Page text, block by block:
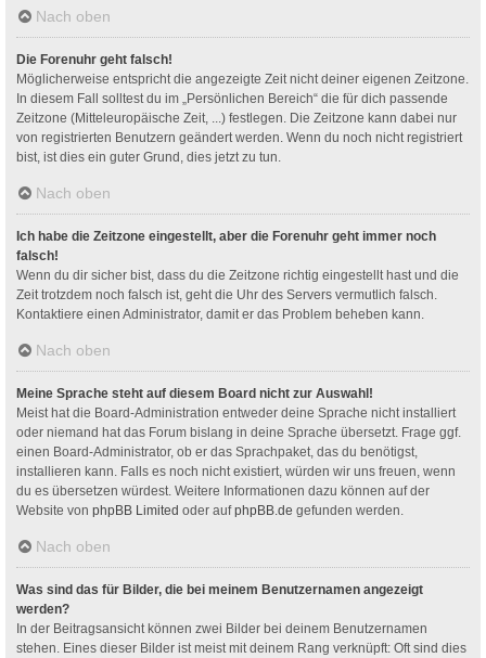
Nach oben
Die Forenuhr geht falsch!
Möglicherweise entspricht die angezeigte Zeit nicht deiner eigenen Zeitzone.
In diesem Fall solltest du im „Persönlichen Bereich“ die für dich passende
Zeitzone (Mitteleuropäische Zeit, ...) festlegen. Die Zeitzone kann dabei nur
von registrierten Benutzern geändert werden. Wenn du noch nicht registriert
bist, ist dies ein guter Grund, dies jetzt zu tun.
Nach oben
Ich habe die Zeitzone eingestellt, aber die Forenuhr geht immer noch
falsch!
Wenn du dir sicher bist, dass du die Zeitzone richtig eingestellt hast und die
Zeit trotzdem noch falsch ist, geht die Uhr des Servers vermutlich falsch.
Kontaktiere einen Administrator, damit er das Problem beheben kann.
Nach oben
Meine Sprache steht auf diesem Board nicht zur Auswahl!
Meist hat die Board-Administration entweder deine Sprache nicht installiert
oder niemand hat das Forum bislang in deine Sprache übersetzt. Frage ggf.
einen Board-Administrator, ob er das Sprachpaket, das du benötigst,
installieren kann. Falls es noch nicht existiert, würden wir uns freuen, wenn
du es übersetzen würdest. Weitere Informationen dazu können auf der
Website von phpBB Limited oder aufphpBB.de gefunden werden.
Nach oben
Was sind das für Bilder, die bei meinem Benutzernamen angezeigt
werden?
In der Beitragsansicht können zwei Bilder bei deinem Benutzernamen
stehen. Eines dieser Bilder ist meist mit deinem Rang verknüpft: Oft sind dies